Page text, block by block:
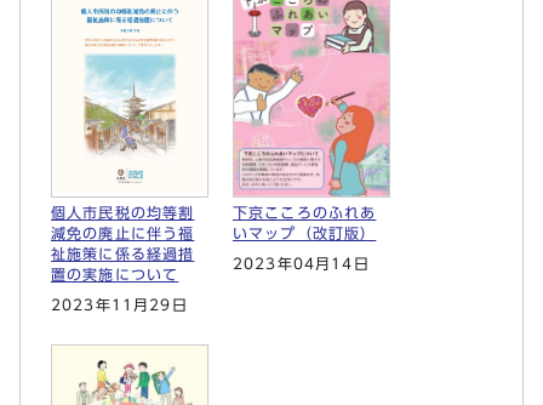
個人市民税の均等割
減免の廃止に伴う福
祉施策に係る経過措
置の実施について
2023年11月29日
下京こころのふれあ
いマップ（改訂版）
2023年04月14日